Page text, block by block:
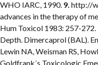
WHO IARC, 1990. 9. http://
advances in the therapy of
Hum Toxicol 1983: 257-272.
Depth. Dimercaprol (BAL).
Lewin NA, Weisman RS,
Goldfrank´s Toxicologic